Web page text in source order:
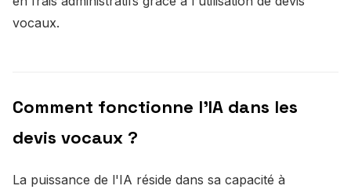
vocaux.
Comment fonctionne l'IA dans les
devis vocaux ?
La puissance de l'IA réside dans sa capacité à